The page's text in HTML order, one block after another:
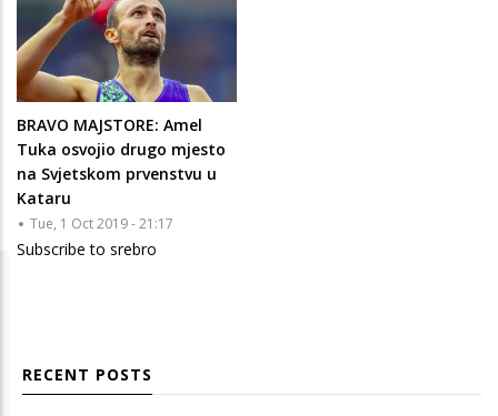
BRAVO MAJSTORE: Amel
Tuka osvojio drugo mjesto
na Svjetskom prvenstvu u
Kataru
Tue, 1 Oct 2019 - 21:17
Subscribe to srebro
RECENT POSTS